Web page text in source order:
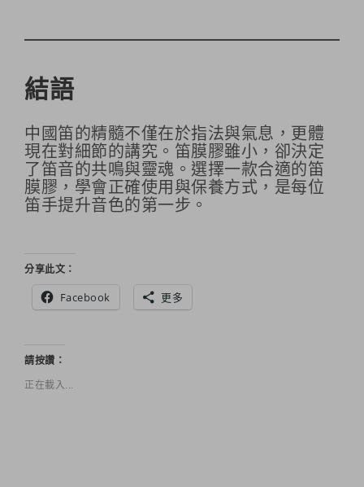
結語
中國笛的精髓不僅在於指法與氣息，更體
現在對細節的講究。笛膜膠雖小，卻決定
了笛音的共鳴與靈魂。選擇一款合適的笛
膜膠，學會正確使用與保養方式，是每位
笛手提升音色的第一步。
分享此文：
Facebook 更多
請按讚：
正在載入...